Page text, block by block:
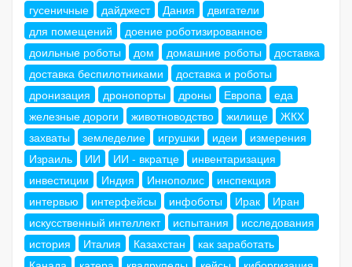
гусеничные
дайджест Дания
двигатели
для помещений
доение роботизированное
доильные роботы
дом домашние роботы
доставка
доставка беспилотниками
доставка и роботы
дронизация
дронопорты дроны Европа
еда
железные дороги
животноводство жилище
ЖКХ
захваты
земледелие игрушки идеи
измерения
Израиль
ИИ ИИ - вкратце
инвентаризация
инвестиции
Индия Иннополис
инспекция
интервью
интерфейсы инфоботы Ирак
Иран
искусственный интеллект
испытания
исследования
история
Италия Казахстан
как заработать